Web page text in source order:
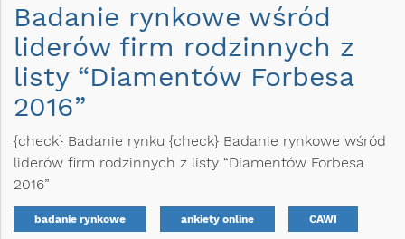
Badanie rynkowe wśród
liderów firm rodzinnych z
listy “Diamentów Forbesa
2016”
{check} Badanie rynku {check} Badanie rynkowe wśród
liderów firm rodzinnych z listy “Diamentów Forbesa
2016”
badanie rynkowe ankiety online CAWI